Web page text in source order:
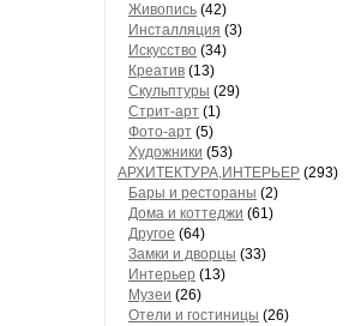
Живопись (42)
Инсталляция (3)
Искусство (34)
Креатив (13)
Скульптуры (29)
Стрит-арт (1)
Фото-арт (5)
Художники (53)
АРХИТЕКТУРА,ИНТЕРЬЕР (293)
Бары и рестораны (2)
Дома и коттеджи (61)
Другое (64)
Замки и дворцы (33)
Интерьер (13)
Музеи (26)
Отели и гостиницы (26)